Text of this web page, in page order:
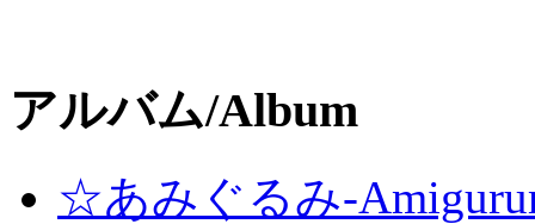
アルバム/Album
☆あみぐるみ-